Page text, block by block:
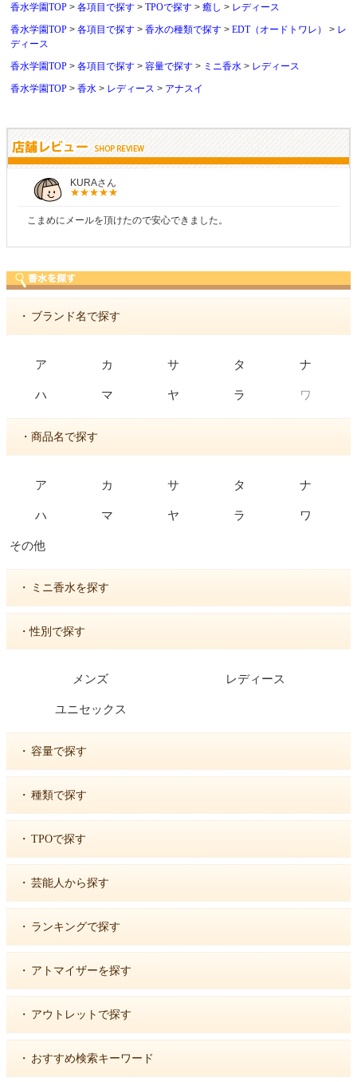
香水学園TOP 各項目で探す TPOで探す 癒し
レディース
香水学園TOP
各項目で探す 香水の種類で探す EDT（オードトワレ）
レ
ディース
香水学園TOP
各項目で探す 容量で探す ミニ香水
レディース
香水学園TOP
香水 レディース アナスイ
安心できました。
・ ブランド名で探す
ア カ サ タ ナ
ハ マ ヤ ラ ワ
・商品名で探す
ア カ サ タ ナ
ハ マ ヤ ラ ワ
その他
・ ミニ香水を探す
・性別で探す
メンズ レディース
ユニセックス
・ 容量で探す
・ 種類で探す
・ TPOで探す
・ 芸能人から探す
・ ランキングで探す
・ アトマイザーを探す
・ アウトレットで探す
・ おすすめ検索キーワード